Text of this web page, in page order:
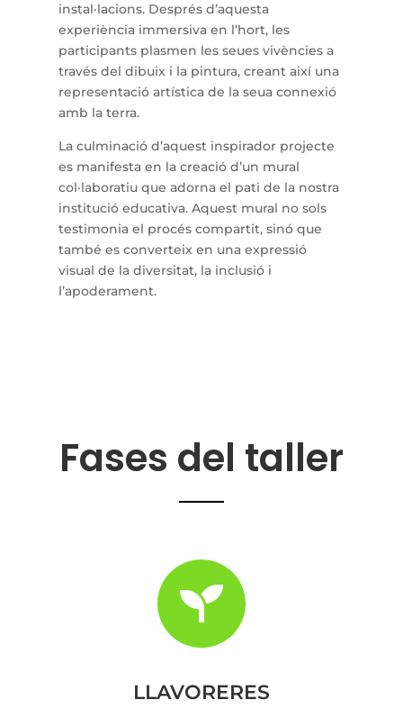
instal·lacions. Després d’aquesta
experiència immersiva en l’hort, les
participants plasmen les seues vivències a
través del dibuix i la pintura, creant així una
representació artística de la seua connexió
amb la terra.
La culminació d’aquest inspirador projecte
es manifesta en la creació d’un mural
col·laboratiu que adorna el pati de la nostra
institució educativa. Aquest mural no sols
testimonia el procés compartit, sinó que
també es converteix en una expressió
visual de la diversitat, la inclusió i
l’apoderament.
Fases del taller

LLAVORERES